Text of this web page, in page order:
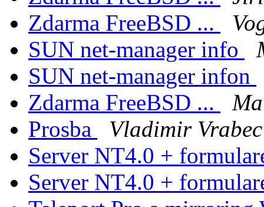
Zdarma FreeBSD ...
SUN net-manager info
SUN net-manager infon
Zdarma FreeBSD ...
Prosba
Vladimir Vrabec
Server NT4.0 +
Server NT4.0 +